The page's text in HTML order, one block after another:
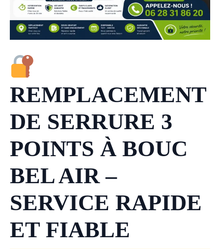
REMPLACEMENT
DE SERRURE 3
POINTS À BOUC
BEL AIR –
SERVICE RAPIDE
ET FIABLE